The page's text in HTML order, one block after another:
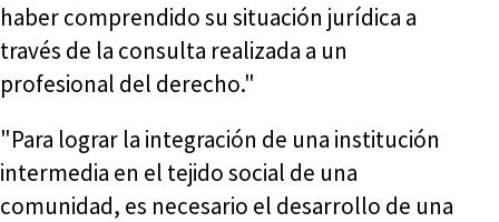
haber comprendido su situación jurídica a
través de la consulta realizada a un
profesional del derecho."
"Para lograr la integración de una institución
intermedia en el tejido social de una
comunidad, es necesario el desarrollo de una